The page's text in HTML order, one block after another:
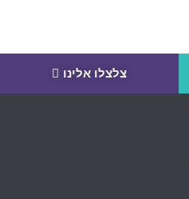
צלצלו אלינו